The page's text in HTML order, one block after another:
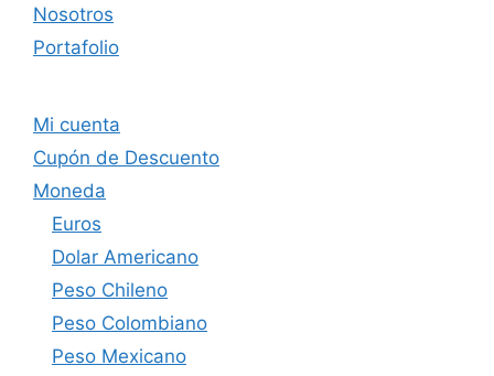
Nosotros
Portafolio
Mi cuenta
Cupón de Descuento
Moneda
Euros
Dolar Americano
Peso Chileno
Peso Colombiano
Peso Mexicano